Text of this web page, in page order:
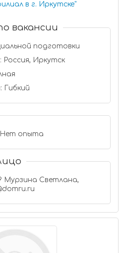
в г. Иркутске"
вакансии
подготовки
Иркутск
Гибкий
опыта
Мурзина Светлана,